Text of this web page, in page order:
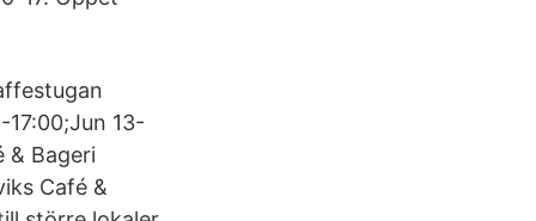
13-
& Bageri
Café &